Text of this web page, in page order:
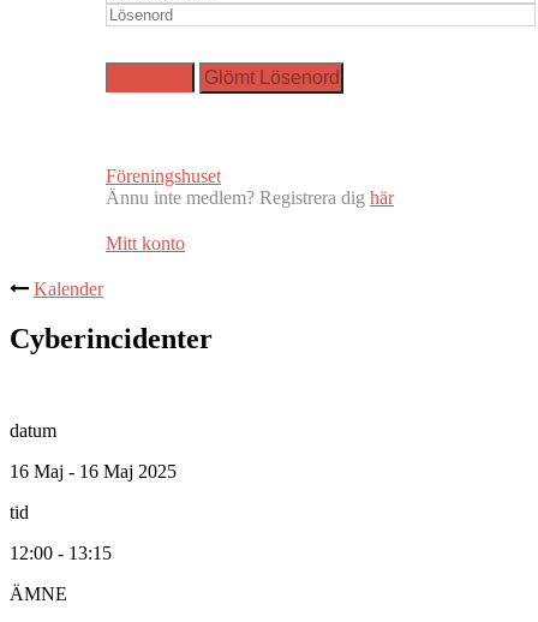
Föreningshuset
Ännu inte medlem? Registrera dig här
Mitt konto
Kalender
Cyberincidenter
datum
16 Maj - 16 Maj 2025
tid
12:00 - 13:15
ÄMNE